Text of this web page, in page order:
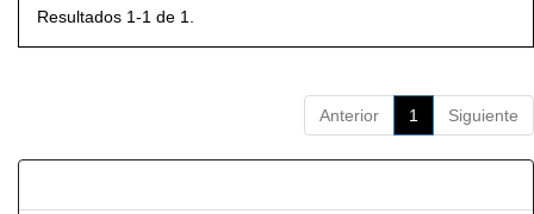
Resultados 1-1 de 1.
Anterior 1 Siguiente